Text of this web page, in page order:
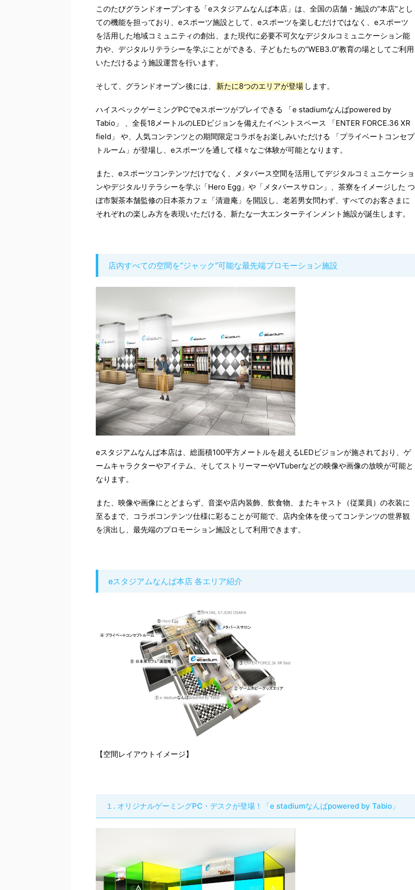
このたびグランドオープンする「eスタジアムなんば本店」は、全国の店舗・施設の“本店”とし
ての機能を担っており、eスポーツ施設として、eスポーツを楽しむだけではなく、eスポーツ
を活用した地域コミュニティの創出、また現代に必要不可欠なデジタルコミュニケーション能
力や、デジタルリテラシーを学ぶことができる、子どもたちの“WEB3.0”教育の場としてご利用
いただけるよう施設運営を行います。
そして、グランドオープン後には、 新たに8つのエリアが登場 します。
ハイスペックゲーミングPCでeスポーツがプレイできる 「e stadiumなんばpowered by
Tabio」 、全長18メートルのLEDビジョンを備えたイベントスペース 「ENTER FORCE.36 XR
field」 や、人気コンテンツとの期間限定コラボをお楽しみいただける 「プライベートコンセプ
トルーム」が登場し、eスポーツを通して様々なご体験が可能となります。
また、eスポーツコンテンツだけでなく、メタバース空間を活用してデジタルコミュニケーショ
ンやデジタルリテラシーを学ぶ「Hero Egg」や「メタバースサロン」、茶寮をイメージした つ
ぼ市製茶本舗監修の日本茶カフェ「清遊庵」を開設し、老若男女問わず、すべてのお客さまに
それぞれの楽しみ方を表現いただける、新たな一大エンターテインメント施設が誕生します。
店内すべての空間を“ジャック”可能な最先端プロモーション施設
eスタジアムなんば本店は、総面積100平方メートルを超えるLEDビジョンが施されており、ゲ
ームキャラクターやアイテム、そしてストリーマーやVTuberなどの映像や画像の放映が可能と
なります。
また、映像や画像にとどまらず、音楽や店内装飾、飲食物、またキャスト（従業員）の衣装に
至るまで、コラボコンテンツ仕様に彩ることが可能で、店内全体を使ってコンテンツの世界観
を演出し、最先端のプロモーション施設として利用できます。
eスタジアムなんば本店 各エリア紹介
【空間レイアウトイメージ】
１. オリジナルゲーミングPC・デスクが登場！「e stadiumなんばpowered by Tabio」